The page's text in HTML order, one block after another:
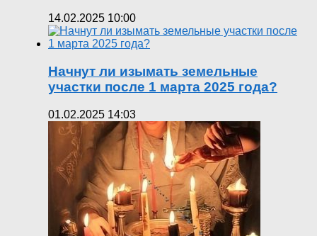
14.02.2025 10:00
Начнут ли изымать земельные
участки после 1 марта 2025 года?
01.02.2025 14:03